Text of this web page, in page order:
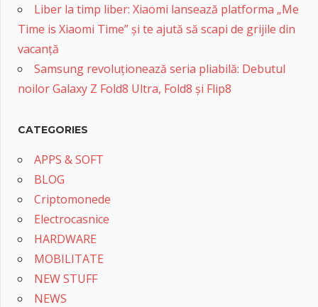
Liber la timp liber: Xiaomi lansează platforma „Me
Time is Xiaomi Time” și te ajută să scapi de grijile din
vacanță
Samsung revoluționează seria pliabilă: Debutul
noilor Galaxy Z Fold8 Ultra, Fold8 și Flip8
CATEGORIES
APPS & SOFT
BLOG
Criptomonede
Electrocasnice
HARDWARE
MOBILITATE
NEW STUFF
NEWS